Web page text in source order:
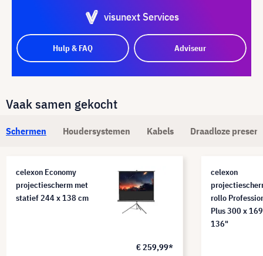
visunext Services
Hulp & FAQ Adviseur
Vaak samen gekocht
Schermen Houdersystemen Kabels Draadloze
celexon Economy
projectiescherm met
statief 244 x 138 cm
€ 259,99*
celexon
rollo
Plus 300 x
136"